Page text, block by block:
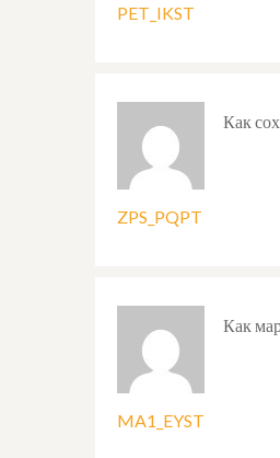
PET_IKST
ZPS_PQPT
Как
MA1_EYST
Как